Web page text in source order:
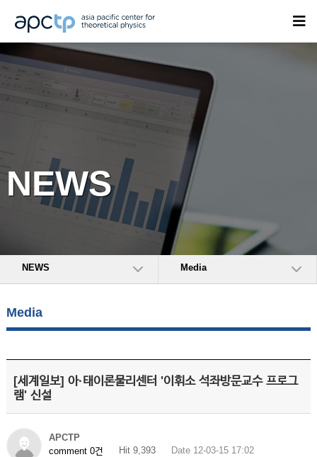
NEWS
NEWS Media
Media
[세계일보] 아·태이론물리센터 '이휘소 석좌방문교수 프로그
램' 신설
APCTP
comment 0건
Hit 9,393 Date 12-03-15 17:02